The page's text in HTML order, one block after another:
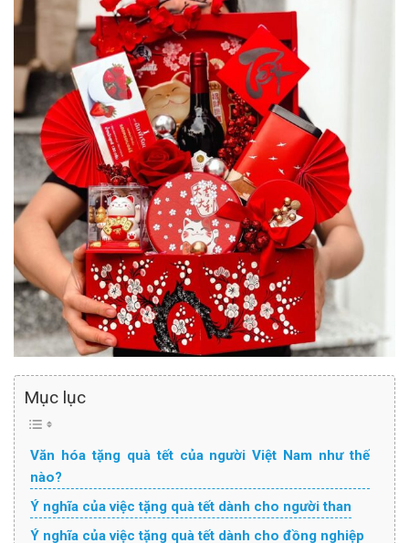
Mục lục
Văn hóa tặng quà tết của người Việt Nam như thế
nào?
Ý nghĩa của việc tặng quà tết dành cho người than
Ý nghĩa của việc tặng quà tết dành cho đồng nghiệp